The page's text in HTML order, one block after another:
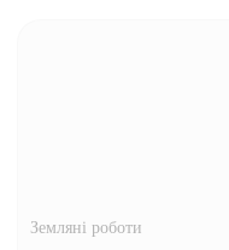
Земляні роботи